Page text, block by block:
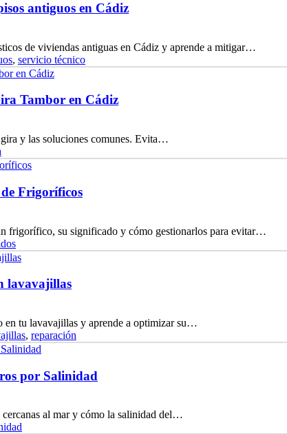
antiguos en Cádiz
de viviendas antiguas en Cádiz y aprende a mitigar…
, servicio técnico
Tambor en Cádiz
y las soluciones comunes. Evita…
Frigoríficos
frigorífico, su significado y cómo gestionarlos para evitar…
lavavajillas
en tu lavavajillas y aprende a optimizar su…
, reparación
por Salinidad
al mar y cómo la salinidad del…